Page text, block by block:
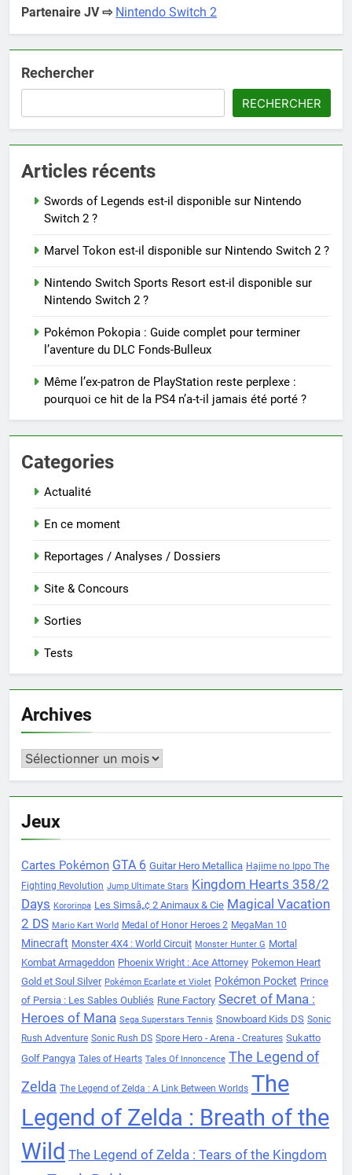
Partenaire JV ⇨ Nintendo Switch 2
Rechercher
RECHERCHER
Articles récents
Swords of Legends est-il disponible sur Nintendo
Switch 2 ?
Marvel Tokon est-il disponible sur Nintendo Switch 2 ?
Nintendo Switch Sports Resort est-il disponible sur
Nintendo Switch 2 ?
Pokémon Pokopia : Guide complet pour terminer
l’aventure du DLC Fonds-Bulleux
Même l’ex-patron de PlayStation reste perplexe :
pourquoi ce hit de la PS4 n’a-t-il jamais été porté ?
Categories
Actualité
En ce moment
Reportages / Analyses / Dossiers
Site & Concours
Sorties
Tests
Archives
Archives
Jeux
Cartes Pokémon GTA 6 Guitar Hero Metallica Hajime no Ippo The
Fighting Revolution Jump Ultimate Stars Kingdom Hearts 358/2
Days Kororinpa Les Simsâ„¢ 2 Animaux & Cie Magical Vacation
2 DS Mario Kart World Medal of Honor Heroes 2 MegaMan 10
Minecraft Monster 4X4 : World Circuit Monster Hunter G Mortal
Kombat Armageddon Phoenix Wright : Ace Attorney Pokemon Heart
Gold et Soul Silver Pokémon Ecarlate et Violet Pokémon Pocket Prince
of Persia : Les Sables Oubliés Rune Factory Secret of Mana :
Heroes of Mana Sega Superstars Tennis Snowboard Kids DS Sonic
Rush Adventure Sonic Rush DS Spore Hero - Arena - Creatures Sukatto
Golf Pangya Tales of Hearts Tales Of Innoncence The Legend of
Zelda The Legend of Zelda : A Link Between Worlds The
Legend of Zelda : Breath of the
Wild The Legend of Zelda : Tears of the Kingdom